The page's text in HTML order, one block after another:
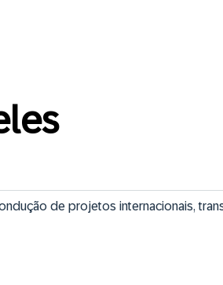
de projetos internacionais,